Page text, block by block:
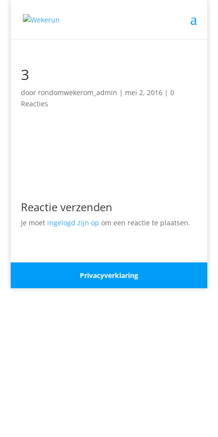
3
door rondomwekerom_admin | mei 2, 2016| 0
Reacties
Reactie verzenden
Je moet ingelogd zijn op om een reactie te plaatsen.
Privacyverklaring